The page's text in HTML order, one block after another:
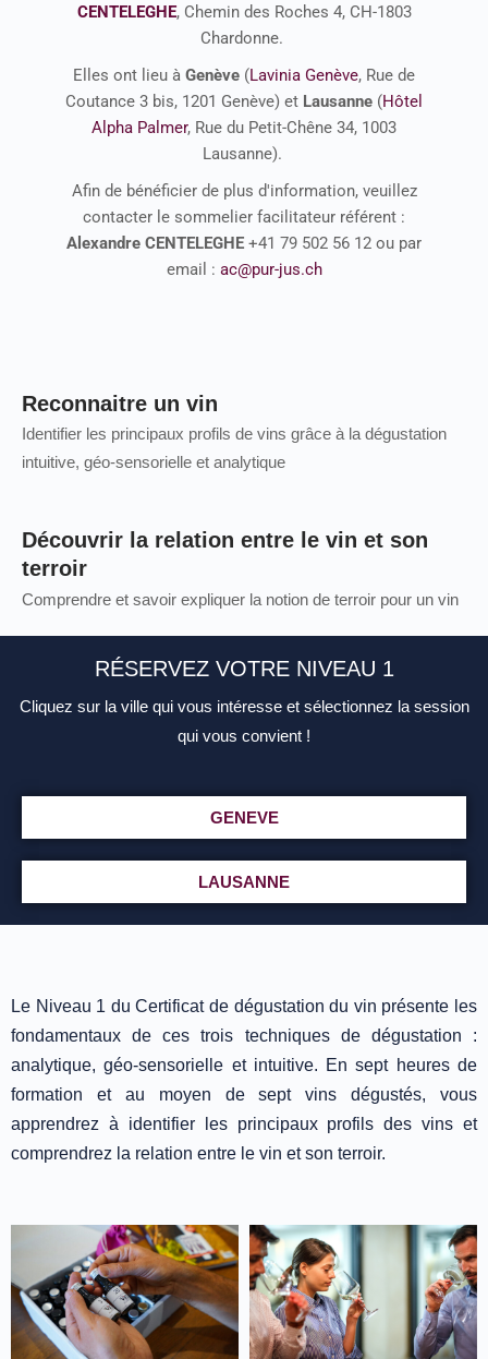
CENTELEGHE, Chemin des Roches 4, CH-1803
Chardonne.
Elles ont lieu à Genève (Lavinia Genève, Rue de
Coutance 3 bis, 1201 Genève) et Lausanne (Hôtel
Alpha Palmer, Rue du Petit-Chêne 34, 1003
Lausanne).
Afin de bénéficier de plus d'information, veuillez
contacter le sommelier facilitateur référent :
Alexandre CENTELEGHE +41 79 502 56 12 ou par
email : ac@pur-jus.ch
Reconnaitre un vin
Identifier les principaux profils de vins grâce à la dégustation
intuitive, géo-sensorielle et analytique
Découvrir la relation entre le vin et son
terroir
Comprendre et savoir expliquer la notion de terroir pour un vin
RÉSERVEZ VOTRE NIVEAU 1
Cliquez sur la ville qui vous intéresse et sélectionnez la session
qui vous convient !
GENEVE
LAUSANNE
Le Niveau 1 du Certificat de dégustation du vin présente les
fondamentaux de ces trois techniques de dégustation :
analytique, géo-sensorielle et intuitive. En sept heures de
formation et au moyen de sept vins dégustés, vous
apprendrez à identifier les principaux profils des vins et
comprendrez la relation entre le vin et son terroir.